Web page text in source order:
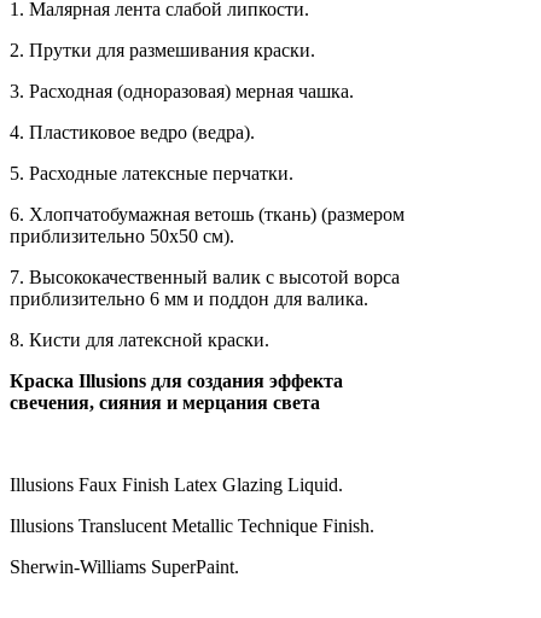
1. Малярная лента слабой липкости.
2. Прутки для размешивания краски.
3. Расходная (одноразовая) мерная чашка.
4. Пластиковое ведро (ведра).
5. Расходные латексные перчатки.
6. Хлопчатобумажная ветошь (ткань) (размером
приблизительно 50x50 см).
7. Высококачественный валик с высотой ворса
приблизительно 6 мм и поддон для валика.
8. Кисти для латексной краски.
Краска Illusions для создания эффекта
свечения, сияния и мерцания света
Illusions Faux Finish Latex Glazing Liquid.
Illusions Translucent Metallic Technique Finish.
Sherwin-Williams SuperPaint.